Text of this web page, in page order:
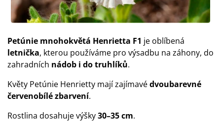
Petúnie mnohokvětá Henrietta F1 je oblíbená
letnička, kterou používáme pro výsadbu na záhony, do
zahradních nádob i do truhlíků.
Květy Petúnie Henrietty mají zajímavédvoubarevné
červenobílé zbarvení.
Rostlina dosahuje výšky30–35 cm.